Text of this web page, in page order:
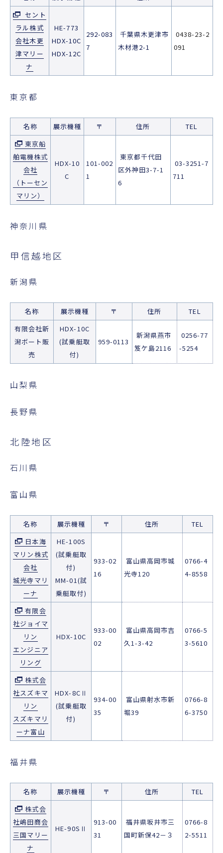
セント
ラル株式
会社木更
津マリー
ナ
HE-773
HDX-10C
HDX-12C
292-083
7
千葉県木更津市
木材港2-1
0438-23-2
091
東京都
名称 展示機種 〒 住所
TEL
東京船
舶電機株式
会社
（トーセン
マリン）
HDX-10
C
101-002
1
東京都千代田
区外神田3-7-1
6
03-3251-7
711
神奈川県
甲信越地区
新潟県
名称 展示機種 〒 住所
TEL
有限会社新
潟ボート販
売
HDX-10C
(試乗艇取
付)
959-0113
新潟県燕市
笈ケ島2116
0256-77
-5254
山梨県
長野県
北陸地区
石川県
富山県
名称 展示機種 〒 住所
TEL
日本海
マリン株式
会社
城光寺マリ
ーナ
HE-100S
(試乗艇取
付)
MM-01(試
乗艇取付)
933-02
16
富山県高岡市城
光寺120
0766-4
4-8558
有限会
社ジョイマ
リン
エンジニア
リング
HDX-10C
933-00
02
富山県高岡市吉
久1-3-42
0766-5
3-5610
株式会
社スズキマ
リン
スズキマリ
ーナ富山
HDX-8CⅡ
(試乗艇取
付)
934-00
35
富山県射水市新
堀39
0766-8
6-3750
福井県
名称 展示機種 〒 住所
TEL
株式会
社嶋田商会
三国マリー
ナ
HE-90SⅡ
913-00
31
福井県坂井市三
国町新保42－３
0766-8
2-5511